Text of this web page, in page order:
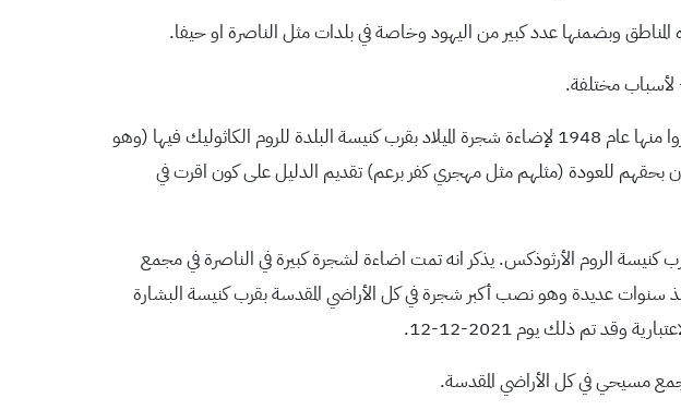
وبضمنها عدد كبير من اليهود وخاصة في بلدات مثل الناصرة او حيفا.
لأسباب مختلفة.
فلقد تجمع مهجرو اقرت في الشمال الغربي للجليل (بقرب حدود لبنان) وأصدقائهم في بلدتهم التي تهجروا منها عام 1948 لإضاءة شجرة الميلاد بقرب كنيسة البلدة للروم الكاثوليك فيها (وهو
بحقهم للعودة (مثلهم مثل مهجري كفر برعم) تقديم الدليل على كون اقرت في
وهو الناصرة وقرب كنيسة الروم الأرثوذكس. يذكر انه تمت اضاءة لشجرة كبيرة في الناصرة في مجمع
سنوات عديدة وهو نصب أكبر شجرة في كل الأراضي المقدسة بقرب كنيسة البشارة
تم ذلك يوم 2021-12-12.
مسيحي في كل الأراضي المقدسة.